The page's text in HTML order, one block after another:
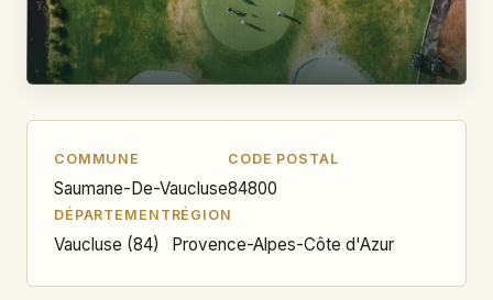
COMMUNE
Saumane-De-Vaucluse
CODE POSTAL
84800
DÉPARTEMENT
Vaucluse (84)
RÉGION
Provence-Alpes-Côte d'Azur